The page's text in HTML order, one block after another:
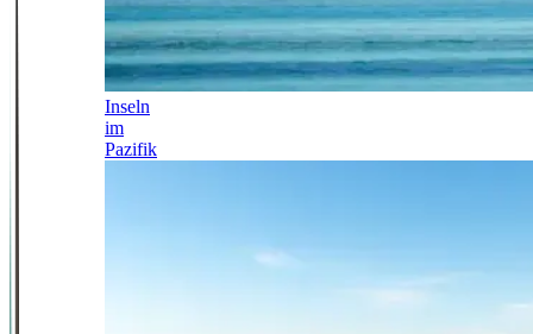
Inseln
im
Pazifik